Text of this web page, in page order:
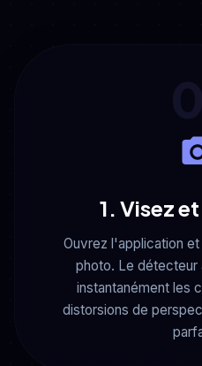
1. Visez
Ouvrez l'application
photo. Le détecteur
instantanément les
distorsions de